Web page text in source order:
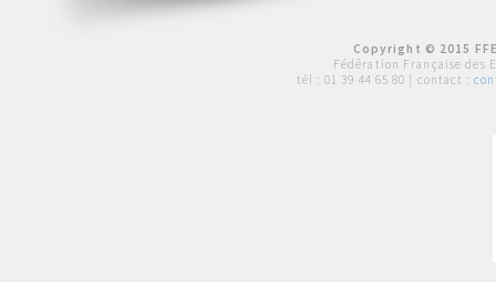
Copyright © 2015
Fédération Française des
tél : 01 39 44 65 80 | contact :